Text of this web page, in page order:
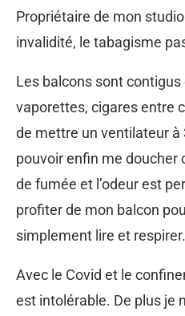
Propriétaire de mon
invalidité, le tabagisme
Les balcons sont contigus
vaporettes, cigares entre
de mettre un ventilateur à
pouvoir enfin me doucher
de fumée et l’odeur est
profiter de mon balcon
simplement lire et respirer.
Avec le Covid et le
est intolérable. De plus je